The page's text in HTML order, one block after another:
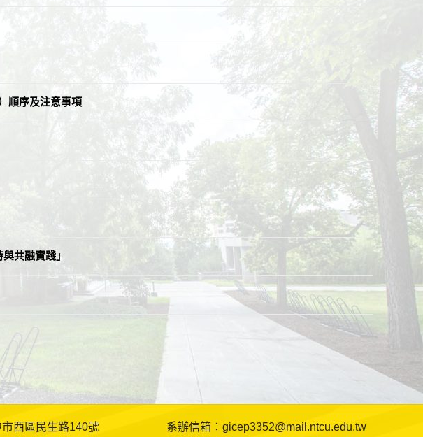
順序及注意事項
共融實踐」
中市西區民生路140號 系辦信箱：gicep3352@mail.ntcu.edu.tw